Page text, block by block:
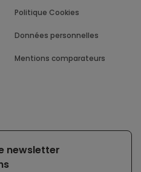
Politique Cookies
Données personnelles
Mentions comparateurs
newsletter